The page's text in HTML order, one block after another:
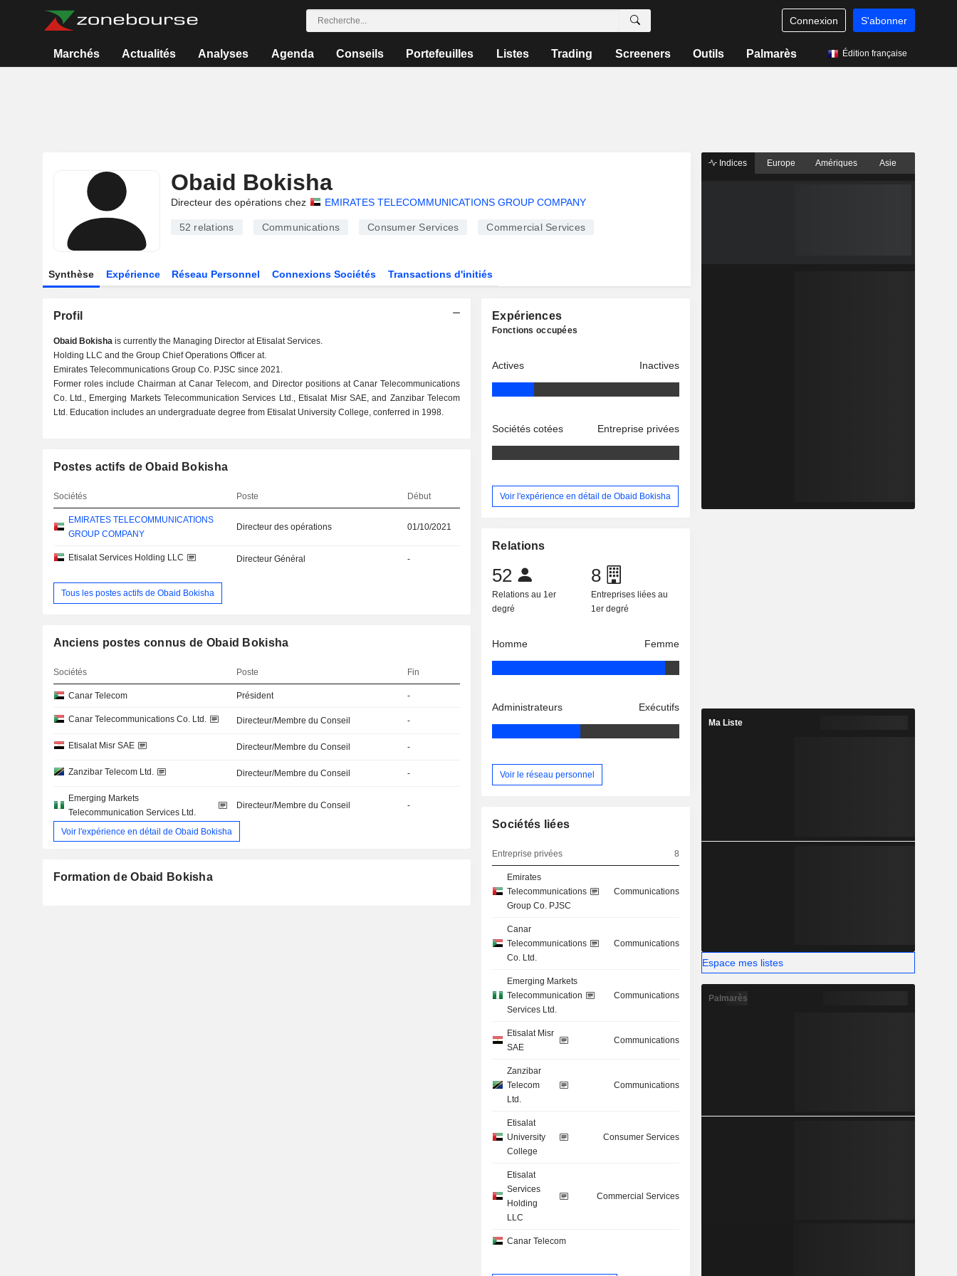
Connexion S'abonner
Marchés Actualités Analyses Agenda Conseils Portefeuilles Listes Trading Screeners Outils Palmarès Édition française
Obaid Bokisha
Directeur des opérations chez EMIRATES TELECOMMUNICATIONS GROUP COMPANY
52 relations Communications Consumer Services Commercial Services
Synthèse Expérience Réseau Personnel Connexions Sociétés Transactions d'initiés
Profil
Obaid Bokishais currently the Managing Director at Etisalat Services.
Holding LLC and the Group Chief Operations Officer at.
Emirates Telecommunications Group Co. PJSC since 2021.
Former roles include Chairman at Canar Telecom, and Director positions at Canar Telecommunications
Co. Ltd., Emerging Markets Telecommunication Services Ltd., Etisalat Misr SAE, and Zanzibar Telecom
Ltd. Education includes an undergraduate degree from Etisalat University College, conferred in 1998.
Postes actifs de Obaid Bokisha
Sociétés Poste Début
EMIRATES TELECOMMUNICATIONS
GROUP COMPANY
Directeur des opérations 01/10/2021
Etisalat Services Holding LLC Directeur Général -
Tous les postes actifs de Obaid Bokisha
Anciens postes connus de Obaid Bokisha
Sociétés Poste Fin
Canar Telecom Président -
Canar Telecommunications Co. Ltd. Directeur/Membre du Conseil -
Etisalat Misr SAE Directeur/Membre du Conseil -
Zanzibar Telecom Ltd. Directeur/Membre du Conseil -
Emerging Markets
Telecommunication Services Ltd.
Directeur/Membre du Conseil -
Voir l'expérience en détail de Obaid Bokisha
Formation de Obaid Bokisha
Expériences
Fonctions occupées
Actives Inactives
Sociétés cotées Entreprise privées
Voir l'expérience en détail de Obaid Bokisha
Relations
52
Relations au 1er
degré
8
Entreprises liées au
1er degré
Homme Femme
Administrateurs Exécutifs
Voir le réseau personnel
Sociétés liées
Entreprise privées 8
Emirates
Telecommunications
Group Co. PJSC
Communications
Canar
Telecommunications
Co. Ltd.
Communications
Emerging Markets
Telecommunication
Services Ltd.
Communications
Etisalat Misr
SAE
Communications
Zanzibar
Telecom
Ltd.
Communications
Etisalat
University
College
Consumer Services
Etisalat
Services
Holding
LLC
Commercial Services
Canar Telecom
Indices Europe Amériques Asie
Ma Liste
Espace mes listes
Palmarès